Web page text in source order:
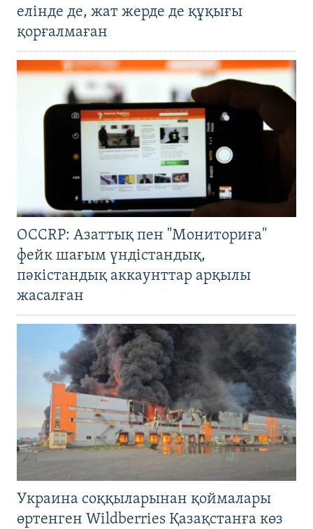
елінде де, жат жерде де құқығы
қорғалмаған
OCCRP: Азаттық пен "Мониториға"
фейк шағым үндістандық,
пәкістандық аккаунттар арқылы
жасалған
Украина соққыларынан қоймалары
өртенген Wildberries Қазақстанға көз